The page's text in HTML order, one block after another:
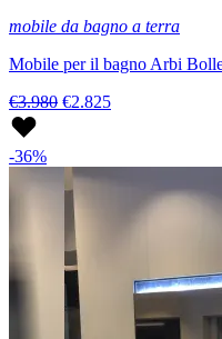
mobile da bagno a terra
Mobile per il bagno Arbi
€3.980 €2.825
-36%